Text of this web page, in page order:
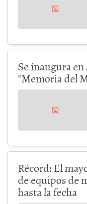
Se inaugura
"Memoria del
Récord: El
de equipos de
hasta la fecha